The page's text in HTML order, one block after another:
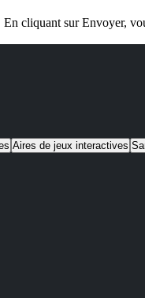
En cliquant sur Envoyer,
Aires de jeux interactives